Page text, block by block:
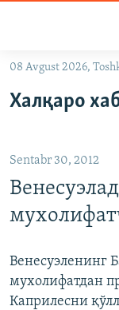
Асосий
навигацияга
Қидиришга
ўтинг
OZODVIDEO
На русском
ИЖТИМОИЙ
08 Avgust 2026,
Халқаро
Sentabr 30, 2012
Венесуэленинг
мухолифатдан
Каприлесни